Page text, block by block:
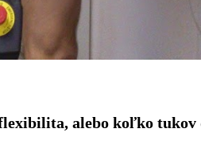
alebo koľko tukov